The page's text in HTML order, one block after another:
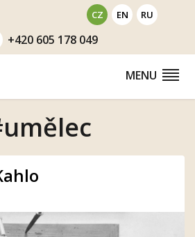
CZ EN RU
+420605 178 049
MENU